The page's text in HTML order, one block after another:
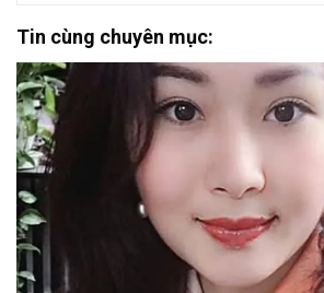
Tin cùng chuyên mục: